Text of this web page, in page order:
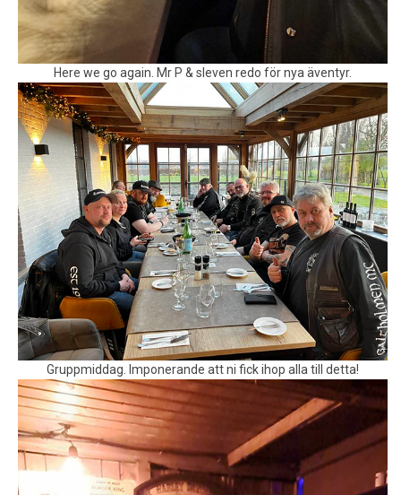
Here we go again. Mr P & sleven redo för nya äventyr.
Gruppmiddag. Imponerande att ni fick ihop alla till detta!